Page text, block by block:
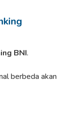
BNI.
berbeda akan